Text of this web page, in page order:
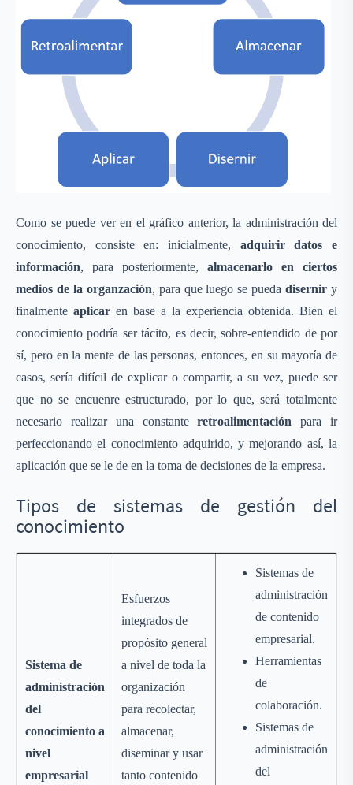
Como se puede ver en el gráfico anterior, la administración del
conocimiento, consiste en: inicialmente, adquirir datos e
información, para posteriormente, almacenarlo en ciertos
medios de la organzación, para que luego se puedadisernir y
finalmente aplicar en base a la experiencia obtenida. Bien el
conocimiento podría ser tácito, es decir, sobre-entendido de por
sí, pero en la mente de las personas, entonces, en su mayoría de
casos, sería difícil de explicar o compartir, a su vez, puede ser
que no se encuenre estructurado, por lo que, será totalmente
necesario realizar una constanteretroalimentación para ir
perfeccionando el conocimiento adquirido, y mejorando así, la
aplicación que se le de en la toma de decisiones de la empresa.
Tipos de sistemas de gestión del
conocimiento
Sistema de
administración
del
conocimiento a
nivel
empresarial
Esfuerzos
integrados de
propósito general
a nivel de toda la
organización
para recolectar,
almacenar,
diseminar y usar
tanto contenido
Sistemas de
administración
de contenido
empresarial.
Herramientas
de
colaboración.
Sistemas de
administración
del